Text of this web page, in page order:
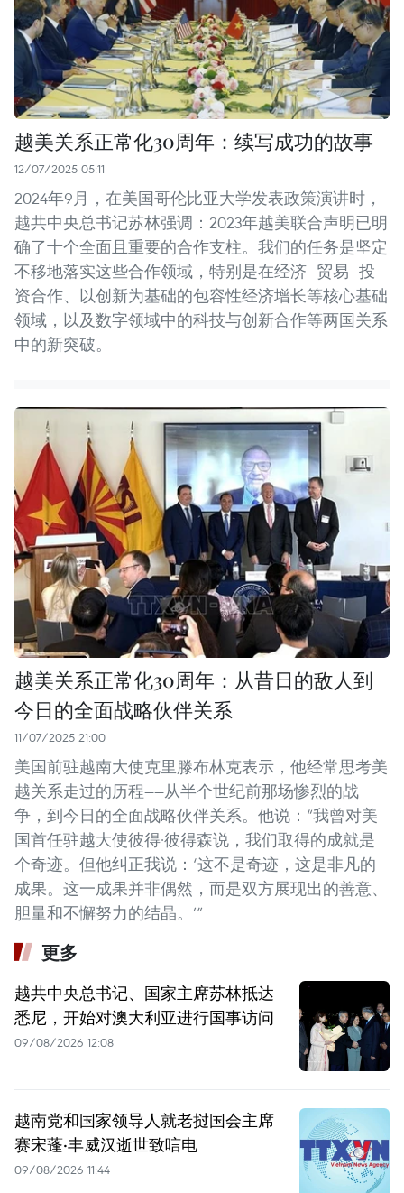
越美关系正常化30周年：续写成功的故事
12/07/2025 05:11
2024年9月，在美国哥伦比亚大学发表政策演讲时，
越共中央总书记苏林强调：2023年越美联合声明已明
确了十个全面且重要的合作支柱。我们的任务是坚定
不移地落实这些合作领域，特别是在经济—贸易—投
资合作、以创新为基础的包容性经济增长等核心基础
领域，以及数字领域中的科技与创新合作等两国关系
中的新突破。
越美关系正常化30周年：从昔日的敌人到
今日的全面战略伙伴关系
11/07/2025 21:00
美国前驻越南大使克里滕布林克表示，他经常思考美
越关系走过的历程——从半个世纪前那场惨烈的战
争，到今日的全面战略伙伴关系。他说：“我曾对美
国首任驻越大使彼得·彼得森说，我们取得的成就是
个奇迹。但他纠正我说：‘这不是奇迹，这是非凡的
成果。这一成果并非偶然，而是双方展现出的善意、
胆量和不懈努力的结晶。’”
更多
越共中央总书记、国家主席苏林抵达
悉尼，开始对澳大利亚进行国事访问
09/08/2026 12:08
越南党和国家领导人就老挝国会主席
赛宋蓬·丰威汉逝世致唁电
09/08/2026 11:44